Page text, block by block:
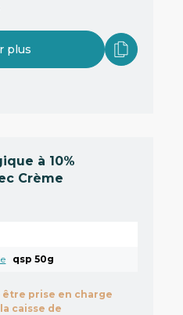
plus
à 10%
Crème
qsp 50g
prise en charge
caisse de